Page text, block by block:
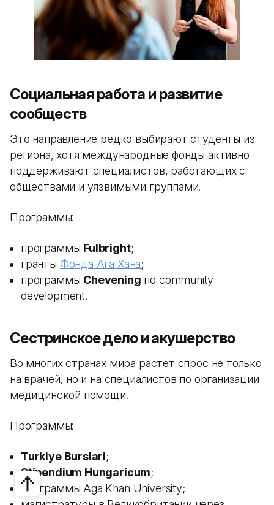
Социальная работа и развитие
сообществ
Это направление редко выбирают студенты из
региона, хотя международные фонды активно
поддерживают специалистов, работающих с
обществами и уязвимыми группами.
Программы:
программы Fulbright;
гранты Фонда Ага Хана;
программы Chevening по community
development.
Сестринское дело и акушерство
Во многих странах мира растет спрос не только
на врачей, но и на специалистов по организации
медицинской помощи.
Программы:
Turkiye Burslari;
Stipendium Hungaricum;
программы Aga Khan University;